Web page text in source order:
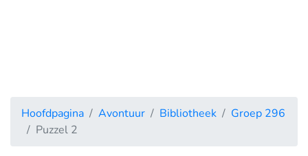
Hoofdpagina Avontuur Bibliotheek
Groep 296
Puzzel 2